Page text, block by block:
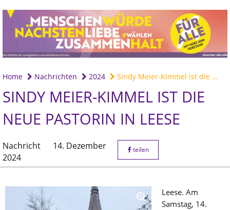
Home Nachrichten 2024 Sindy Meier-Kimmel ist die ...
SINDY MEIER-KIMMEL IST DIE
NEUE PASTORIN IN LEESE
Nachricht
14. Dezember
2024
teilen
Leese. Am
Samstag, 14.